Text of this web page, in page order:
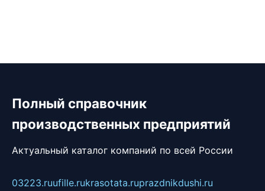
Полный справочник
производственных предприятий
Актуальный каталог компаний по всей России
03223.ruufille.rukrasotata.ruprazdnikdushi.ru